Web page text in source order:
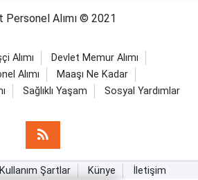
Personel Alımı © 2021
Alımı
Devlet Memur Alımı
Alımı
Maaşı Ne Kadar
Sağlıklı Yaşam Sosyal Yardımlar
Kullanım Şartlar Künye İletişim